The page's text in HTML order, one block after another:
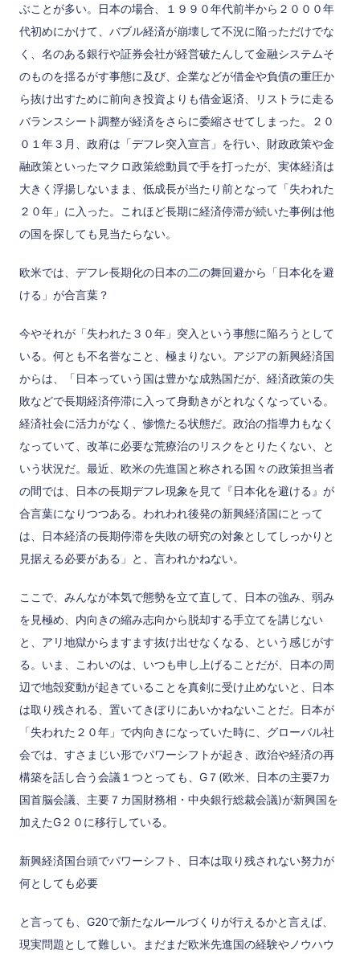
ぶことが多い。日本の場合、１９９０年代前半から２０００年
代初めにかけて、バブル経済が崩壊して不況に陥っただけでな
く、名のある銀行や証券会社が経営破たんして金融システムそ
のものを揺るがす事態に及び、企業などが借金や負債の重圧か
ら抜け出すために前向き投資よりも借金返済、リストラに走る
バランスシート調整が経済をさらに委縮させてしまった。２０
０１年３月、政府は「デフレ突入宣言」を行い、財政政策や金
融政策といったマクロ政策総動員で手を打ったが、実体経済は
大きく浮揚しないまま、低成長が当たり前となって「失われた
２０年」に入った。これほど長期に経済停滞が続いた事例は他
の国を探しても見当たらない。
欧米では、デフレ長期化の日本の二の舞回避から「日本化を避
ける」が合言葉？
今やそれが「失われた３０年」突入という事態に陥ろうとして
いる。何とも不名誉なこと、極まりない。アジアの新興経済国
からは、「日本っていう国は豊かな成熟国だが、経済政策の失
敗などで長期経済停滞に入って身動きがとれなくなっている。
経済社会に活力がなく、惨憺たる状態だ。政治の指導力もなく
なっていて、改革に必要な荒療治のリスクをとりたくない、と
いう状況だ。最近、欧米の先進国と称される国々の政策担当者
の間では、日本の長期デフレ現象を見て『日本化を避ける』が
合言葉になりつつある。われわれ後発の新興経済国にとって
は、日本経済の長期停滞を失敗の研究の対象としてしっかりと
見据える必要がある」と、言われかねない。
ここで、みんなが本気で態勢を立て直して、日本の強み、弱み
を見極め、内向きの縮み志向から脱却する手立てを講じない
と、アリ地獄からますます抜け出せなくなる、という感じがす
る。いま、こわいのは、いつも申し上げることだが、日本の周
辺で地殻変動が起きていることを真剣に受け止めないと、日本
は取り残される、置いてきぼりにあいかねないことだ。日本が
「失われた２０年」で内向きになっていた時に、グローバル社
会では、すさまじい形でパワーシフトが起き、政治や経済の再
構築を話し合う会議１つとっても、G７(欧米、日本の主要7カ
国首脳会議、主要７カ国財務相・中央銀行総裁会議)が新興国を
加えたG２０に移行している。
新興経済国台頭でパワーシフト、日本は取り残されない努力が
何としても必要
と言っても、G20で新たなルールづくりが行えるかと言えば、
現実問題として難しい。まだまだ欧米先進国の経験やノウハウ